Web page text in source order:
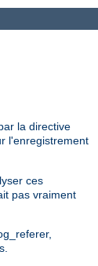
la directive
l'enregistrement
ces
pas vraiment